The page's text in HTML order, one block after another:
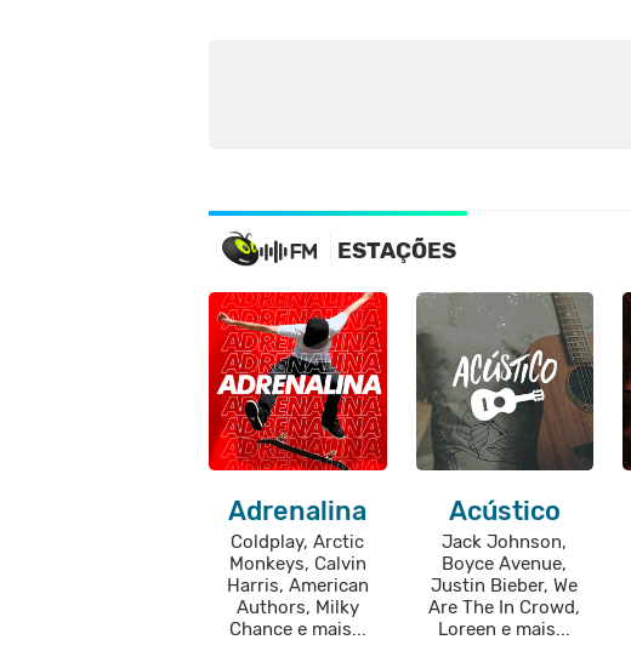
ESTAÇÕES
Adrenalina
Coldplay, Arctic
Monkeys, Calvin
Harris, American
Authors, Milky
Chance e mais...
Acústico
Jack Johnson,
Boyce Avenue,
Justin Bieber, We
Are The In Crowd,
Loreen e mais...